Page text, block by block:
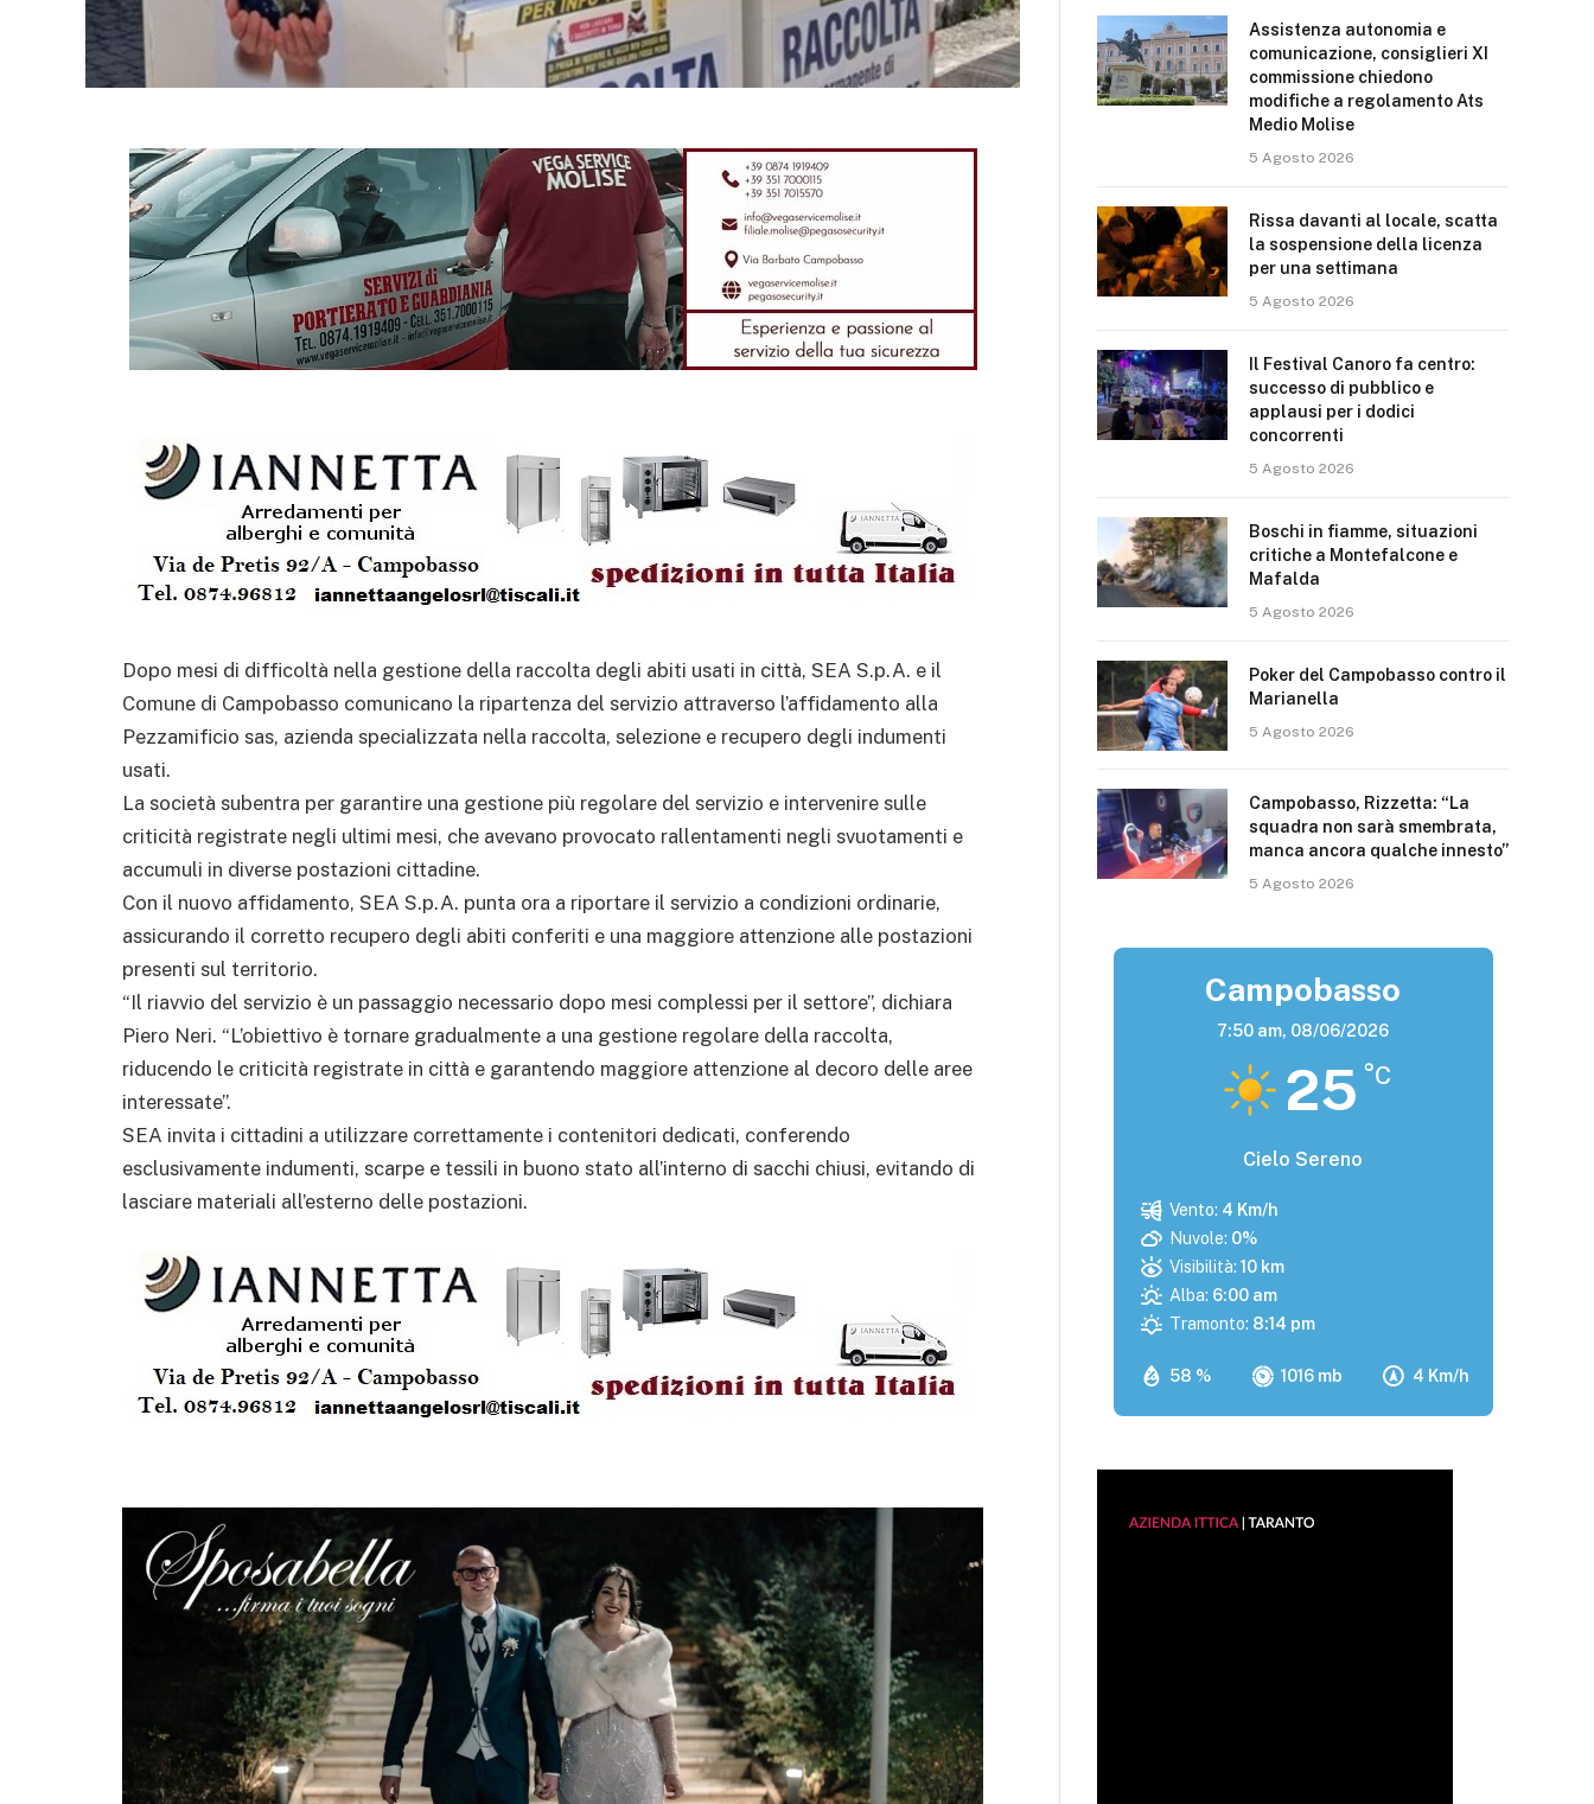
Dopo mesi di difficoltà nella gestione della raccolta degli abiti usati in città, SEA S.p.A. e il
Comune di Campobasso comunicano la ripartenza del servizio attraverso l’affidamento alla
Pezzamificio sas, azienda specializzata nella raccolta, selezione e recupero degli indumenti
usati.
La società subentra per garantire una gestione più regolare del servizio e intervenire sulle
criticità registrate negli ultimi mesi, che avevano provocato rallentamenti negli svuotamenti e
accumuli in diverse postazioni cittadine.
Con il nuovo affidamento, SEA S.p.A. punta ora a riportare il servizio a condizioni ordinarie,
assicurando il corretto recupero degli abiti conferiti e una maggiore attenzione alle postazioni
presenti sul territorio.
“Il riavvio del servizio è un passaggio necessario dopo mesi complessi per il settore”, dichiara
Piero Neri. “L’obiettivo è tornare gradualmente a una gestione regolare della raccolta,
riducendo le criticità registrate in città e garantendo maggiore attenzione al decoro delle aree
interessate”.
SEA invita i cittadini a utilizzare correttamente i contenitori dedicati, conferendo
esclusivamente indumenti, scarpe e tessili in buono stato all’interno di sacchi chiusi, evitando di
lasciare materiali all’esterno delle postazioni.
Assistenza autonomia e
comunicazione, consiglieri XI
commissione chiedono
modifiche a regolamento Ats
Medio Molise
5 Agosto 2026
Rissa davanti al locale, scatta
la sospensione della licenza
per una settimana
5 Agosto 2026
Il Festival Canoro fa centro:
successo di pubblico e
applausi per i dodici
concorrenti
5 Agosto 2026
Boschi in fiamme, situazioni
critiche a Montefalcone e
Mafalda
5 Agosto 2026
Poker del Campobasso contro il
Marianella
5 Agosto 2026
Campobasso, Rizzetta: “La
squadra non sarà smembrata,
manca ancora qualche innesto”
5 Agosto 2026
Campobasso
7:50 am, 08/06/2026
25 °C
Cielo Sereno
58 % 1016 mb 4 Km/h
Vento: 4 Km/h
Nuvole: 0%
Visibilità: 10 km
Alba: 6:00 am
Tramonto: 8:14 pm